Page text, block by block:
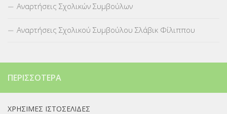
Αναρτήσεις Σχολικών Συμβούλων
Αναρτήσεις Σχολικού Συμβούλου Σλάβικ Φίλιππου
ΠΕΡΙΣΣΌΤΕΡΑ
ΧΡΉΣΙΜΕΣ ΙΣΤΟΣΕΛΊΔΕΣ